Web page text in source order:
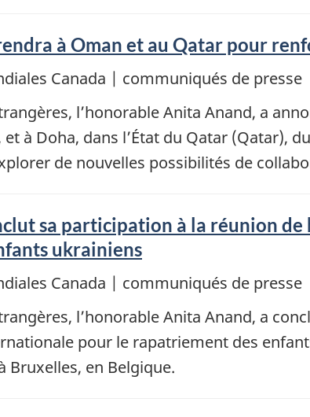
à Oman et au Qatar pour
Canada | communiqués de presse
l’honorable Anita Anand, a
à Doha, dans l’État du Qatar (Qatar),
de nouvelles possibilités de
sa participation à la réunion
ukrainiens
Canada | communiqués de presse
l’honorable Anita Anand, a
pour le rapatriement des
Bruxelles, en Belgique.